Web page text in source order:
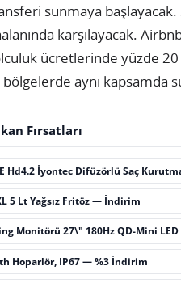
sunmaya
karşılayacak.
ücretlerinde yüzde
aynı kapsamda
Fırsatları
Hd4.2 İyontec Difüzörlü Saç
5 Lt Yağsız Fritöz — İndirim
Monitörü 27\" 180Hz QD-Mini
Hoparlör, IP67 — %3 İndirim